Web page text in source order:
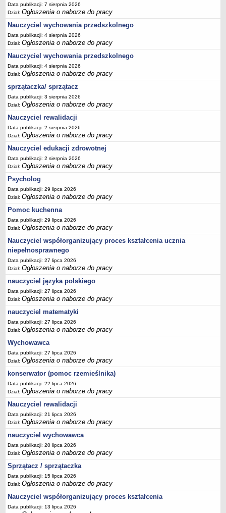
Data publikacji: 7 sierpnia 2026
Dział:Ogłoszenia o naborze do pracy
Nauczyciel wychowania przedszkolnego
Data publikacji: 4 sierpnia 2026
Dział:Ogłoszenia o naborze do pracy
Nauczyciel wychowania przedszkolnego
Data publikacji: 4 sierpnia 2026
Dział:Ogłoszenia o naborze do pracy
sprzątaczka/ sprzątacz
Data publikacji: 3 sierpnia 2026
Dział:Ogłoszenia o naborze do pracy
Nauczyciel rewalidacji
Data publikacji: 2 sierpnia 2026
Dział:Ogłoszenia o naborze do pracy
Nauczyciel edukacji zdrowotnej
Data publikacji: 2 sierpnia 2026
Dział:Ogłoszenia o naborze do pracy
Psycholog
Data publikacji: 29 lipca 2026
Dział:Ogłoszenia o naborze do pracy
Pomoc kuchenna
Data publikacji: 29 lipca 2026
Dział:Ogłoszenia o naborze do pracy
Nauczyciel współorganizujący proces kształcenia ucznia
niepełnosprawnego
Data publikacji: 27 lipca 2026
Dział:Ogłoszenia o naborze do pracy
nauczyciel języka polskiego
Data publikacji: 27 lipca 2026
Dział:Ogłoszenia o naborze do pracy
nauczyciel matematyki
Data publikacji: 27 lipca 2026
Dział:Ogłoszenia o naborze do pracy
Wychowawca
Data publikacji: 27 lipca 2026
Dział:Ogłoszenia o naborze do pracy
konserwator (pomoc rzemieślnika)
Data publikacji: 22 lipca 2026
Dział:Ogłoszenia o naborze do pracy
Nauczyciel rewalidacji
Data publikacji: 21 lipca 2026
Dział:Ogłoszenia o naborze do pracy
nauczyciel wychowawca
Data publikacji: 20 lipca 2026
Dział:Ogłoszenia o naborze do pracy
Sprzątacz / sprzątaczka
Data publikacji: 15 lipca 2026
Dział:Ogłoszenia o naborze do pracy
Nauczyciel współorganizujący proces kształcenia
Data publikacji: 13 lipca 2026